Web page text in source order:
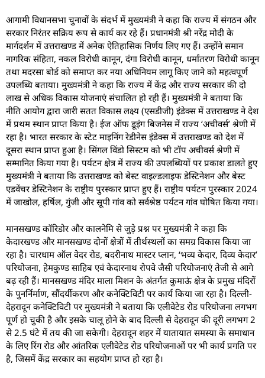
आगामी विधानसभा चुनावों के संदर्भ में मुख्यमंत्री ने कहा कि राज्य में संगठन और
सरकार निरंतर सक्रिय रूप से कार्य कर रहे हैं। प्रधानमंत्री श्री नरेंद्र मोदी के
मार्गदर्शन में उत्तराखण्ड में अनेक ऐतिहासिक निर्णय लिए गए हैं। उन्होंने समान
नागरिक संहिता, नकल विरोधी कानून, दंगा विरोधी कानून, धर्मांतरण विरोधी कानून
तथा मदरसा बोर्ड को समाप्त कर नया अधिनियम लागू किए जाने को महत्वपूर्ण
उपलब्धि बताया। मुख्यमंत्री ने कहा कि राज्य में केंद्र और राज्य सरकार की दो
लाख से अधिक विकास योजनाएं संचालित हो रही हैं। मुख्यमंत्री ने बताया कि
नीति आयोग द्वारा जारी सतत विकास लक्ष्य (एसडीजी) इंडेक्स में उत्तराखण्ड ने देश
में प्रथम स्थान प्राप्त किया है। ईज ऑफ डूइंग बिजनेस में राज्य ‘अचीवर्स’ श्रेणी में
रहा है। भारत सरकार के स्टेट माइनिंग रेडीनेस इंडेक्स में उत्तराखण्ड को देश में
दूसरा स्थान प्राप्त हुआ है। सिंगल विंडो सिस्टम को भी टॉप अचीवर्स श्रेणी में
सम्मानित किया गया है। पर्यटन क्षेत्र में राज्य की उपलब्धियों पर प्रकाश डालते हुए
मुख्यमंत्री ने बताया कि उत्तराखण्ड को बेस्ट वाइल्डलाइफ डेस्टिनेशन और बेस्ट
एडवेंचर डेस्टिनेशन के राष्ट्रीय पुरस्कार प्राप्त हुए हैं। राष्ट्रीय पर्यटन पुरस्कार 2024
में जाखोल, हर्षिल, गुंजी और सूपी गांव को सर्वश्रेष्ठ पर्यटन गांव घोषित किया गया।
मानसखण्ड कॉरिडोर और कालनेमि से जुड़े प्रश्न पर मुख्यमंत्री ने कहा कि
केदारखण्ड और मानसखण्ड दोनों क्षेत्रों में तीर्थस्थलों का समग्र विकास किया जा
रहा है। चारधाम ऑल वेदर रोड, बदरीनाथ मास्टर प्लान, ‘भव्य केदार, दिव्य केदार’
परियोजना, हेमकुण्ड साहिब एवं केदारनाथ रोपवे जैसी परियोजनाएं तेजी से आगे
बढ़ रही हैं। मानसखण्ड मंदिर माला मिशन के अंतर्गत कुमाऊं क्षेत्र के प्रमुख मंदिरों
के पुनर्निर्माण, सौंदर्यीकरण और कनेक्टिविटी पर कार्य किया जा रहा है। दिल्ली-
देहरादून कनेक्टिविटी पर मुख्यमंत्री ने बताया कि एलीवेटेड रोड परियोजना लगभग
पूर्ण हो चुकी है और इसके चालू होने के बाद दिल्ली से देहरादून की दूरी लगभग 2
से 2.5 घंटे में तय की जा सकेगी। देहरादून शहर में यातायात समस्या के समाधान
के लिए रिंग रोड और आंतरिक एलीवेटेड रोड परियोजनाओं पर भी कार्य प्रगति पर
है, जिसमें केंद्र सरकार का सहयोग प्राप्त हो रहा है।